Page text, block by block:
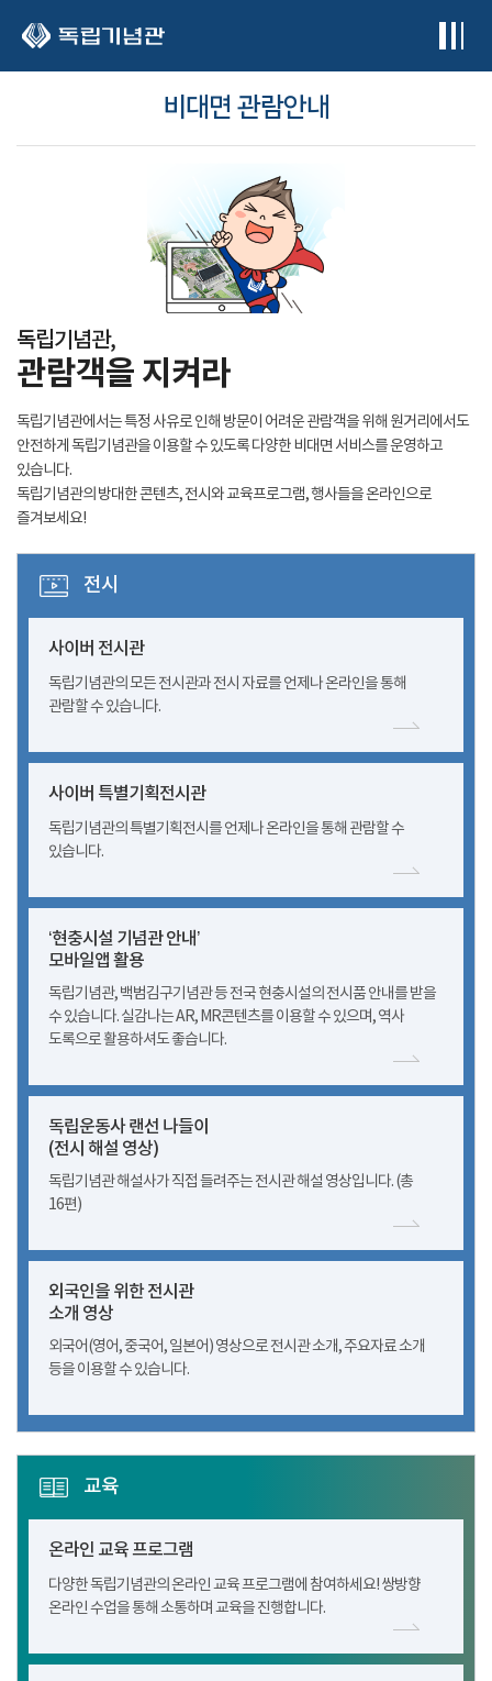
비대면 관람안내
독립기념관,
관람객을 지켜라
독립기념관에서는 특정 사유로 인해 방문이 어려운 관람객을 위해 원거리에서도
안전하게 독립기념관을 이용할 수 있도록 다양한 비대면 서비스를 운영하고
있습니다.
독립기념관의 방대한 콘텐츠, 전시와 교육프로그램, 행사들을 온라인으로
즐겨보세요!
전시
사이버 전시관
독립기념관의 모든 전시관과 전시 자료를 언제나 온라인을 통해
관람할 수 있습니다.
사이버 특별기획전시관
독립기념관의 특별기획전시를 언제나 온라인을 통해 관람할 수
있습니다.
‘현충시설 기념관 안내’
모바일앱 활용
독립기념관, 백범김구기념관 등 전국 현충시설의 전시품 안내를 받을
수 있습니다. 실감나는 AR, MR콘텐츠를 이용할 수 있으며, 역사
도록으로 활용하셔도 좋습니다.
독립운동사 랜선 나들이
(전시 해설 영상)
독립기념관 해설사가 직접 들려주는 전시관 해설 영상입니다. (총
16편)
외국인을 위한 전시관
소개 영상
외국어(영어, 중국어, 일본어) 영상으로 전시관 소개, 주요자료 소개
등을 이용할 수 있습니다.
교육
온라인 교육 프로그램
다양한 독립기념관의 온라인 교육 프로그램에 참여하세요! 쌍방향
온라인 수업을 통해 소통하며 교육을 진행합니다.